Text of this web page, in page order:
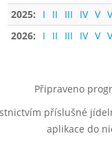
2025:
I II III IV V
2026:
I II III IV V
Připraveno
příslušné
aplikace do